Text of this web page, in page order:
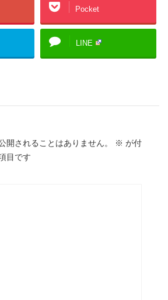
Pocket
LINE
開されることはありません。 ※ が付
目です